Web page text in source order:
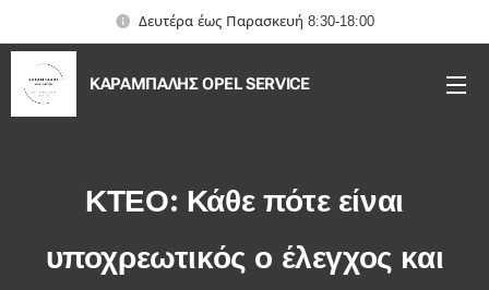
Δευτέρα έως Παρασκευή 8:30-18:00
ΚΑΡΑΜΠΑΛΗΣ OPEL SERVICE
ΚΤΕΟ: Κάθε πότε είναι
υποχρεωτικός ο έλεγχος και